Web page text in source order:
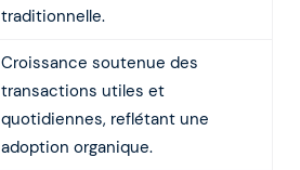
traditionnelle.
Croissance soutenue des
transactions utiles et
quotidiennes, reflétant une
adoption organique.